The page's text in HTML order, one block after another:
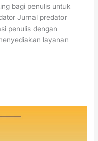
bagi penulis untuk
Jurnal predator
penulis dengan
layanan